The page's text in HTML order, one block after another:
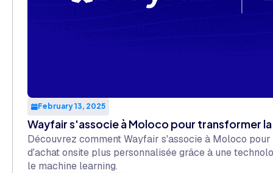
February 13, 2025
Wayfair s'associe à Moloco pour transformer
Découvrez comment Wayfair s'associe à Moloco
d'achat onsite plus personnalisée grâce à une
le machine learning.